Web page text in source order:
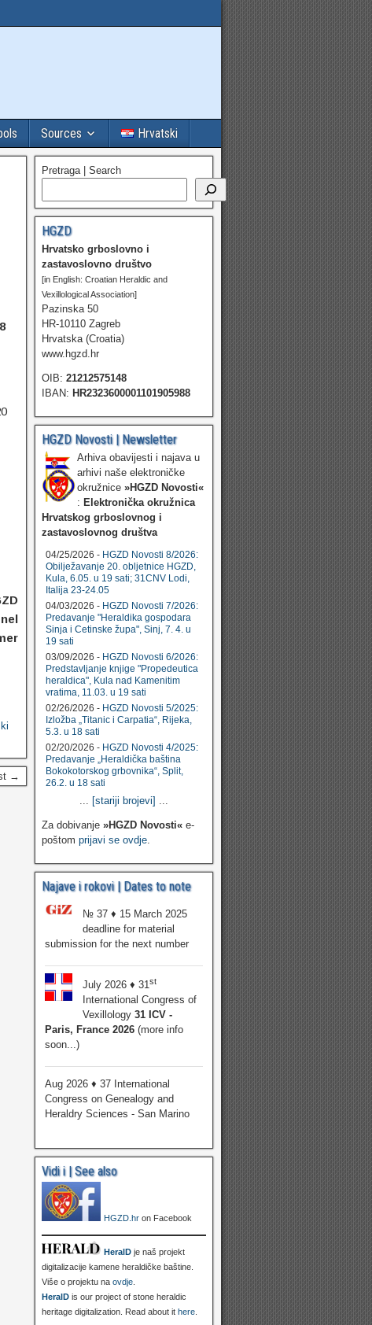
Sources Hrvatski
→
Pretraga | Search
HGZD
Hrvatsko grboslovno i
zastavoslovno društvo
[in English: Croatian Heraldic and
Vexillological Association]
Pazinska 50
HR-10110 Zagreb
Hrvatska (Croatia)
www.hgzd.hr
OIB: 21212575148
IBAN: HR2323600001101905988
HGZD Novosti | Newsletter
Arhiva obavijesti i najava u
arhivi naše elektroničke
okružnice »HGZD Novosti«
: Elektronička okružnica
Hrvatskog grboslovnog i
zastavoslovnog društva
04/25/2026 - HGZD Novosti 8/2026:
Obilježavanje 20. obljetnice HGZD,
Kula, 6.05. u 19 sati; 31CNV Lodi,
Italija 23-24.05
04/03/2026 - HGZD Novosti 7/2026:
Predavanje "Heraldika gospodara
Sinja i Cetinske župa", Sinj, 7. 4. u
19 sati
03/09/2026 - HGZD Novosti 6/2026:
Predstavljanje knjige "Propedeutica
heraldica", Kula nad Kamenitim
vratima, 11.03. u 19 sati
02/26/2026 - HGZD Novosti 5/2025:
Izložba „Titanic i Carpatia“, Rijeka,
5.3. u 18 sati
02/20/2026 - HGZD Novosti 4/2025:
Predavanje „Heraldička baština
Bokokotorskog grbovnika“, Split,
26.2. u 18 sati
... [stariji brojevi] ...
Za dobivanje »HGZD Novosti«e-
poštom prijavi se ovdje.
Najave i rokovi | Dates to note
№ 37 ♦ 15 March 2025
deadline for material
submission for the next number
July 2026 ♦ 31st
International Congress of
Vexillology 31 ICV -
Paris, France 2026(more info
soon...)
Aug 2026 ♦ 37 International
Congress on Genealogy and
Heraldry Sciences - San Marino
Vidi i | See also
HGZD.hron Facebook
HeralDje naš projekt
digitalizacije kamene heraldičke baštine.
Više o projektu na ovdje.
HeralDis our project of stone heraldic
heritage digitalization. Read about it here.